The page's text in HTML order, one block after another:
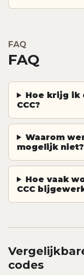
FAQ
FAQ
Hoe krijg ik
CCC?
Waarom
mogelijk niet?
Hoe vaak
CCC
codes